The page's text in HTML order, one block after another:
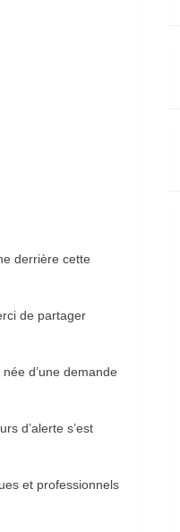
derrière cette
de partager
d’une demande
d’alerte s’est
et professionnels